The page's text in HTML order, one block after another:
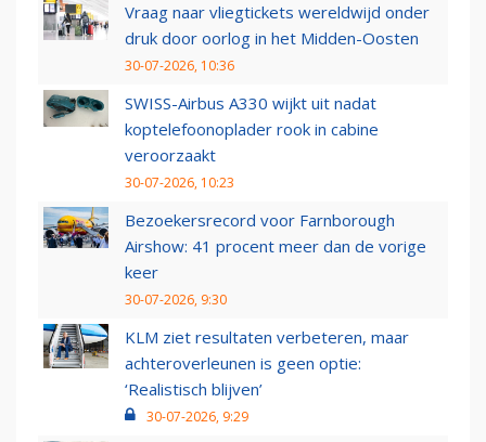
Vraag naar vliegtickets wereldwijd onder
druk door oorlog in het Midden-Oosten
30-07-2026, 10:36
SWISS-Airbus A330 wijkt uit nadat
koptelefoonoplader rook in cabine
veroorzaakt
30-07-2026, 10:23
Bezoekersrecord voor Farnborough
Airshow: 41 procent meer dan de vorige
keer
30-07-2026, 9:30
KLM ziet resultaten verbeteren, maar
achteroverleunen is geen optie:
‘Realistisch blijven’
30-07-2026, 9:29